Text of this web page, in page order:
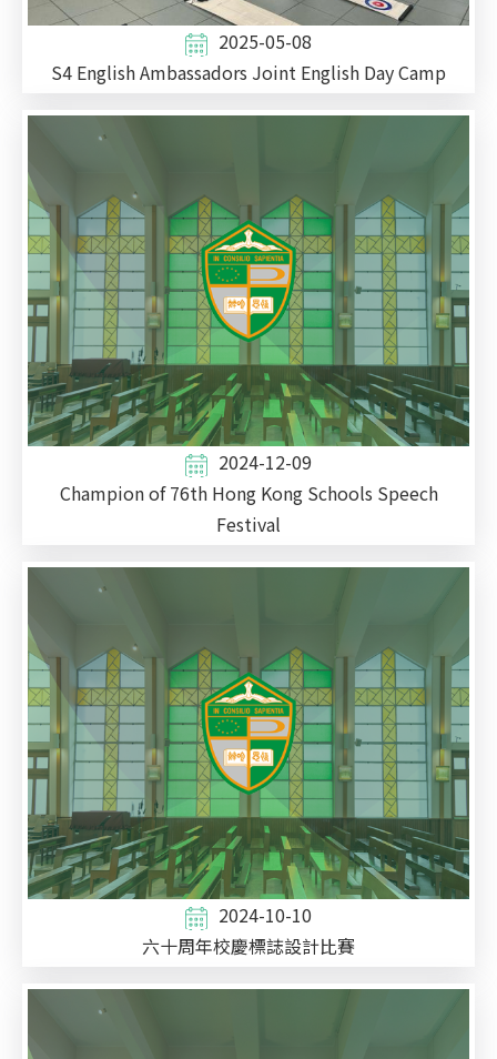
2025-05-08
S4 English Ambassadors Joint English Day Camp
2024-12-09
Champion of 76th Hong Kong Schools Speech
Festival
2024-10-10
六十周年校慶標誌設計比賽